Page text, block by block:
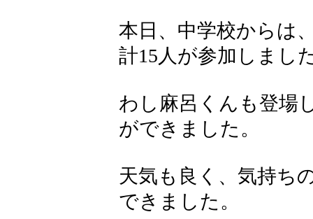
本日、中学校からは
計15人が参加しまし
わし麻呂くんも登場
ができました。
天気も良く、気持ち
できました。